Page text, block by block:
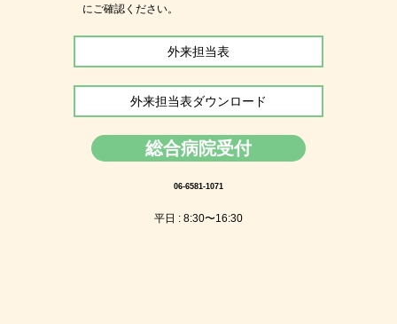
にご確認ください。
外来担当表
外来担当表ダウンロード
総合病院受付
06-6581-1071
平日 : 8:30〜16:30